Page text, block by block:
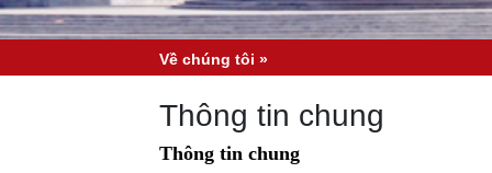
Về chúng tôi »
Thông tin chung
Thông tin chung